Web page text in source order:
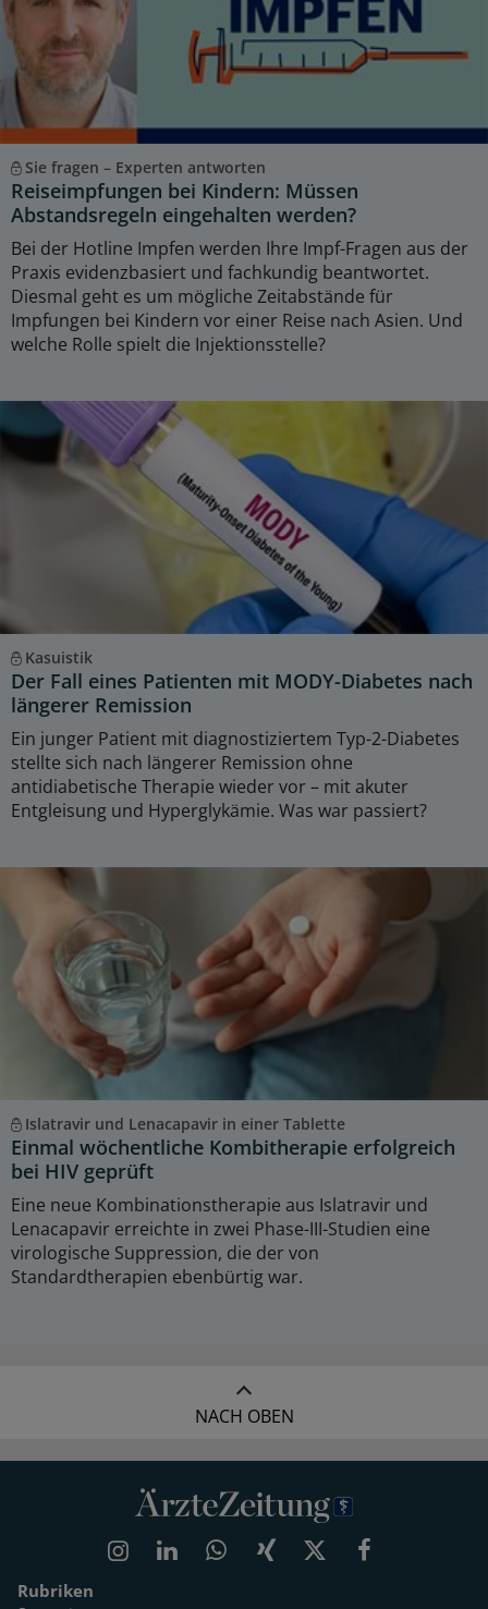
Sie fragen – Experten antworten
Reiseimpfungen bei Kindern: Müssen
Abstandsregeln eingehalten werden?
Bei der Hotline Impfen werden Ihre Impf-Fragen aus der
Praxis evidenzbasiert und fachkundig beantwortet.
Diesmal geht es um mögliche Zeitabstände für
Impfungen bei Kindern vor einer Reise nach Asien. Und
welche Rolle spielt die Injektionsstelle?
Kasuistik
Der Fall eines Patienten mit MODY-Diabetes nach
längerer Remission
Ein junger Patient mit diagnostiziertem Typ-2-Diabetes
stellte sich nach längerer Remission ohne
antidiabetische Therapie wieder vor – mit akuter
Entgleisung und Hyperglykämie. Was war passiert?
Islatravir und Lenacapavir in einer Tablette
Einmal wöchentliche Kombitherapie erfolgreich
bei HIV geprüft
Eine neue Kombinationstherapie aus Islatravir und
Lenacapavir erreichte in zwei Phase-III-Studien eine
virologische Suppression, die der von
Standardtherapien ebenbürtig war.
NACH OBEN
Rubriken